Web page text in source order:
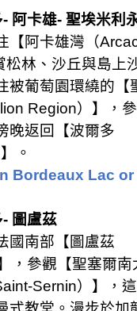
- 阿卡雄- 聖埃米利
【阿卡雄灣（
松林、沙丘與島上
被葡萄園環繞的【
Region）】，
晚返回【波爾多
。
Bordeaux Lac
- 圖盧茲
國南部【圖盧茲
，參觀【聖塞爾南
Sernin）】，